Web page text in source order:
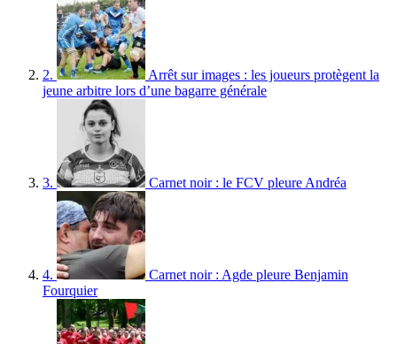
2.
Arrêt sur images : les joueurs protègent la
jeune arbitre lors d’une bagarre générale
3. Carnet noir : le FCV pleure Andréa
4.
Carnet noir : Agde pleure Benjamin
Fourquier